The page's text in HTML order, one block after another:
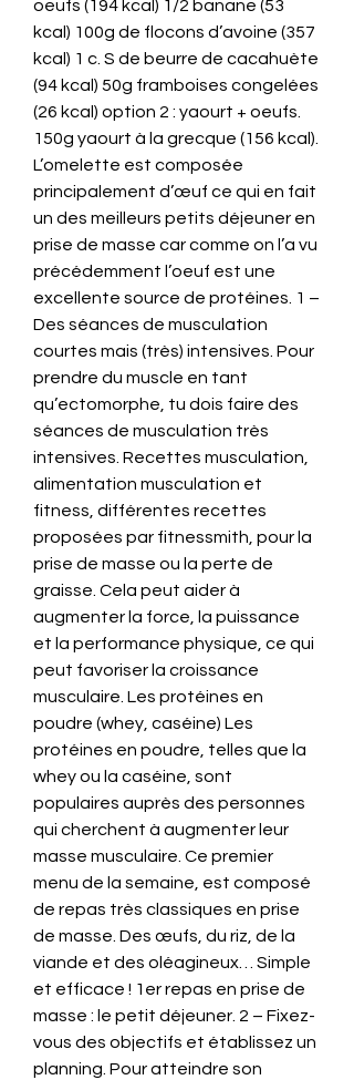
oeufs (194 kcal) 1/2 banane (53
kcal) 100g de flocons d’avoine (357
kcal) 1 c. S de beurre de cacahuète
(94 kcal) 50g framboises congelées
(26 kcal) option 2 : yaourt + oeufs.
150g yaourt à la grecque (156 kcal).
L’omelette est composée
principalement d’œuf ce qui en fait
un des meilleurs petits déjeuner en
prise de masse car comme on l’a vu
précédemment l’oeuf est une
excellente source de protéines. 1 –
Des séances de musculation
courtes mais (très) intensives. Pour
prendre du muscle en tant
qu’ectomorphe, tu dois faire des
séances de musculation très
intensives. Recettes musculation,
alimentation musculation et
fitness, différentes recettes
proposées par fitnessmith, pour la
prise de masse ou la perte de
graisse. Cela peut aider à
augmenter la force, la puissance
et la performance physique, ce qui
peut favoriser la croissance
musculaire. Les protéines en
poudre (whey, caséine) Les
protéines en poudre, telles que la
whey ou la caséine, sont
populaires auprès des personnes
qui cherchent à augmenter leur
masse musculaire. Ce premier
menu de la semaine, est composé
de repas très classiques en prise
de masse. Des œufs, du riz, de la
viande et des oléagineux… Simple
et efficace ! 1er repas en prise de
masse : le petit déjeuner. 2 – Fixez-
vous des objectifs et établissez un
planning. Pour atteindre son